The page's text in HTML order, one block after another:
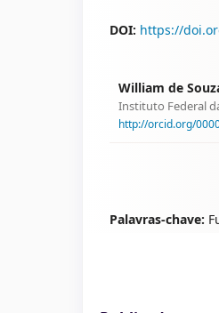
DOI: https://
William de
Instituto Federal
http://orcid.org/
Palavras-chave: